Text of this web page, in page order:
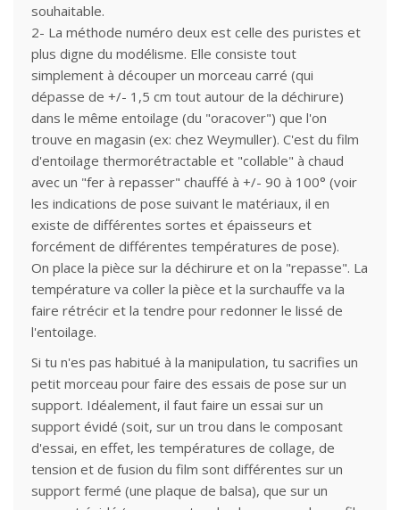
souhaitable.
2- La méthode numéro deux est celle des puristes et
plus digne du modélisme. Elle consiste tout
simplement à découper un morceau carré (qui
dépasse de +/- 1,5 cm tout autour de la déchirure)
dans le même entoilage (du "oracover") que l'on
trouve en magasin (ex: chez Weymuller). C'est du film
d'entoilage thermorétractable et "collable" à chaud
avec un "fer à repasser" chauffé à +/- 90 à 100° (voir
les indications de pose suivant le matériaux, il en
existe de différentes sortes et épaisseurs et
forcément de différentes températures de pose).
On place la pièce sur la déchirure et on la "repasse". La
température va coller la pièce et la surchauffe va la
faire rétrécir et la tendre pour redonner le lissé de
l'entoilage.
Si tu n'es pas habitué à la manipulation, tu sacrifies un
petit morceau pour faire des essais de pose sur un
support. Idéalement, il faut faire un essai sur un
support évidé (soit, sur un trou dans le composant
d'essai, en effet, les températures de collage, de
tension et de fusion du film sont différentes sur un
support fermé (une plaque de balsa), que sur un